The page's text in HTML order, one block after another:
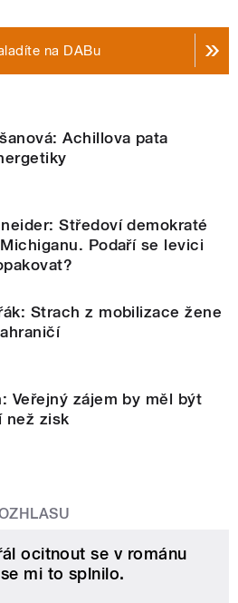
na DABu
Achillova pata
Středoví demokraté
Podaří se levici
Strach z mobilizace žene
Veřejný zájem by měl být
než zisk
ocitnout se v románu
mi to splnilo.